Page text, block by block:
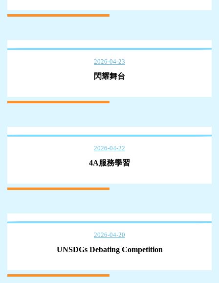
2026-04-23
閃耀舞台
2026-04-22
4A服務學習
2026-04-20
UNSDGs Debating Competition